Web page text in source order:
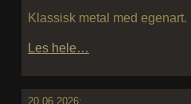
Klassisk metal med egenart.
Les hele…
20.06.2026: